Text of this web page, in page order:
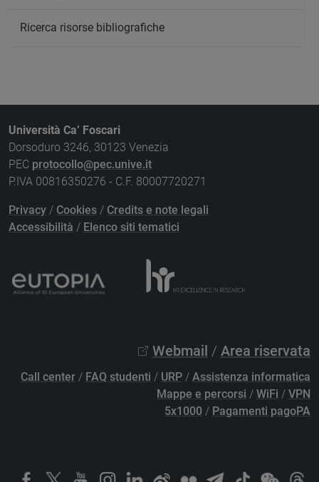
Ricerca risorse bibliografiche
Università Ca’ Foscari
Dorsoduro 3246, 30123 Venezia
PEC protocollo@pec.unive.it
P.IVA 00816350276 - C.F. 80007720271
Privacy / Cookies / Credits e note legali
Accessibilità / Elenco siti tematici
Webmail / Area riservata
Call center / FAQ studenti / URP / Assistenza informatica
Mappe e percorsi / WiFi / VPN
5x1000 / Pagamenti pagoPA